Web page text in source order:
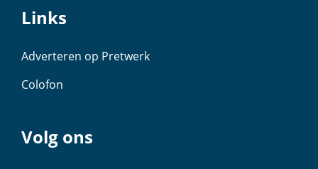
Links
Adverteren op Pretwerk
Colofon
Volg ons